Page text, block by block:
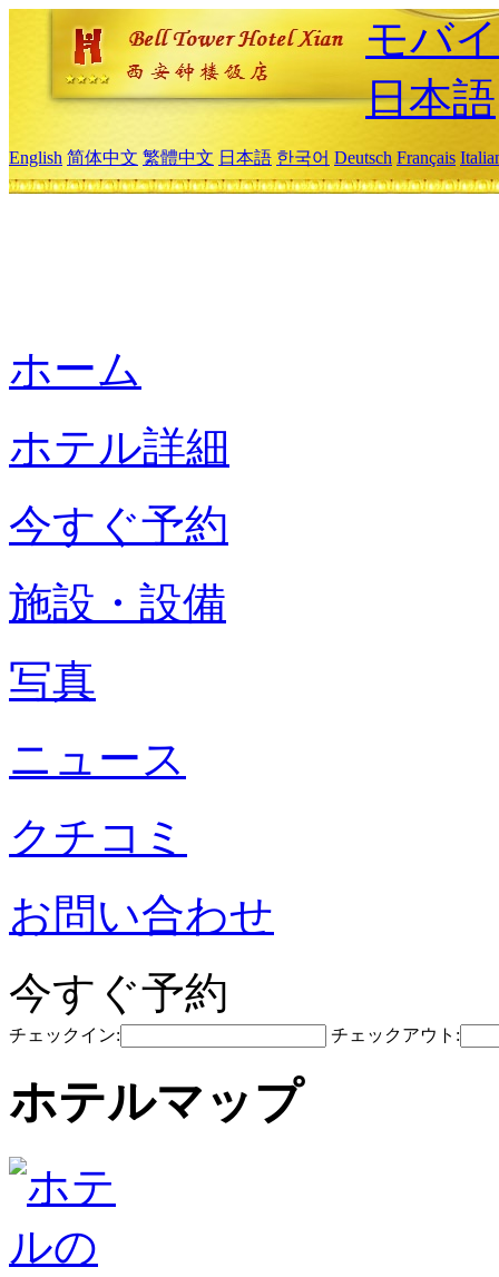
モバ
日本語
English 简体中文 繁體中文 日本語 한국어 Deutsch Français
ホーム
ホテル詳細
今すぐ予約
施設・設備
写真
ニュース
クチコミ
お問い合わせ
今すぐ予約
チェックイン: チェックアウト:
ホテルマップ